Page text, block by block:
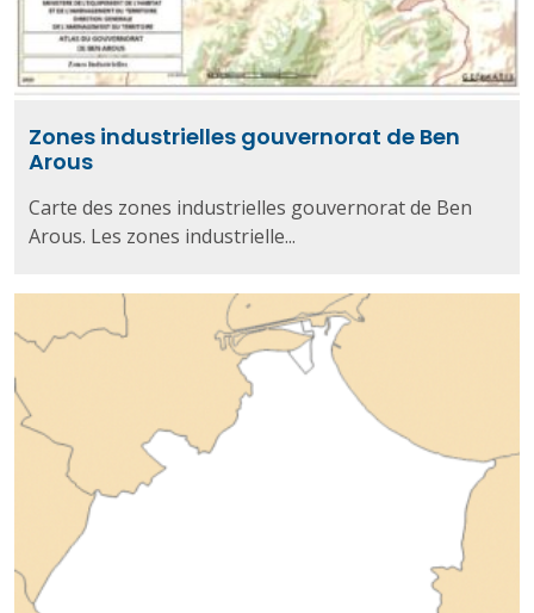
Zones industrielles gouvernorat de Ben
Arous
Carte des zones industrielles gouvernorat de Ben
Arous. Les zones industrielle...